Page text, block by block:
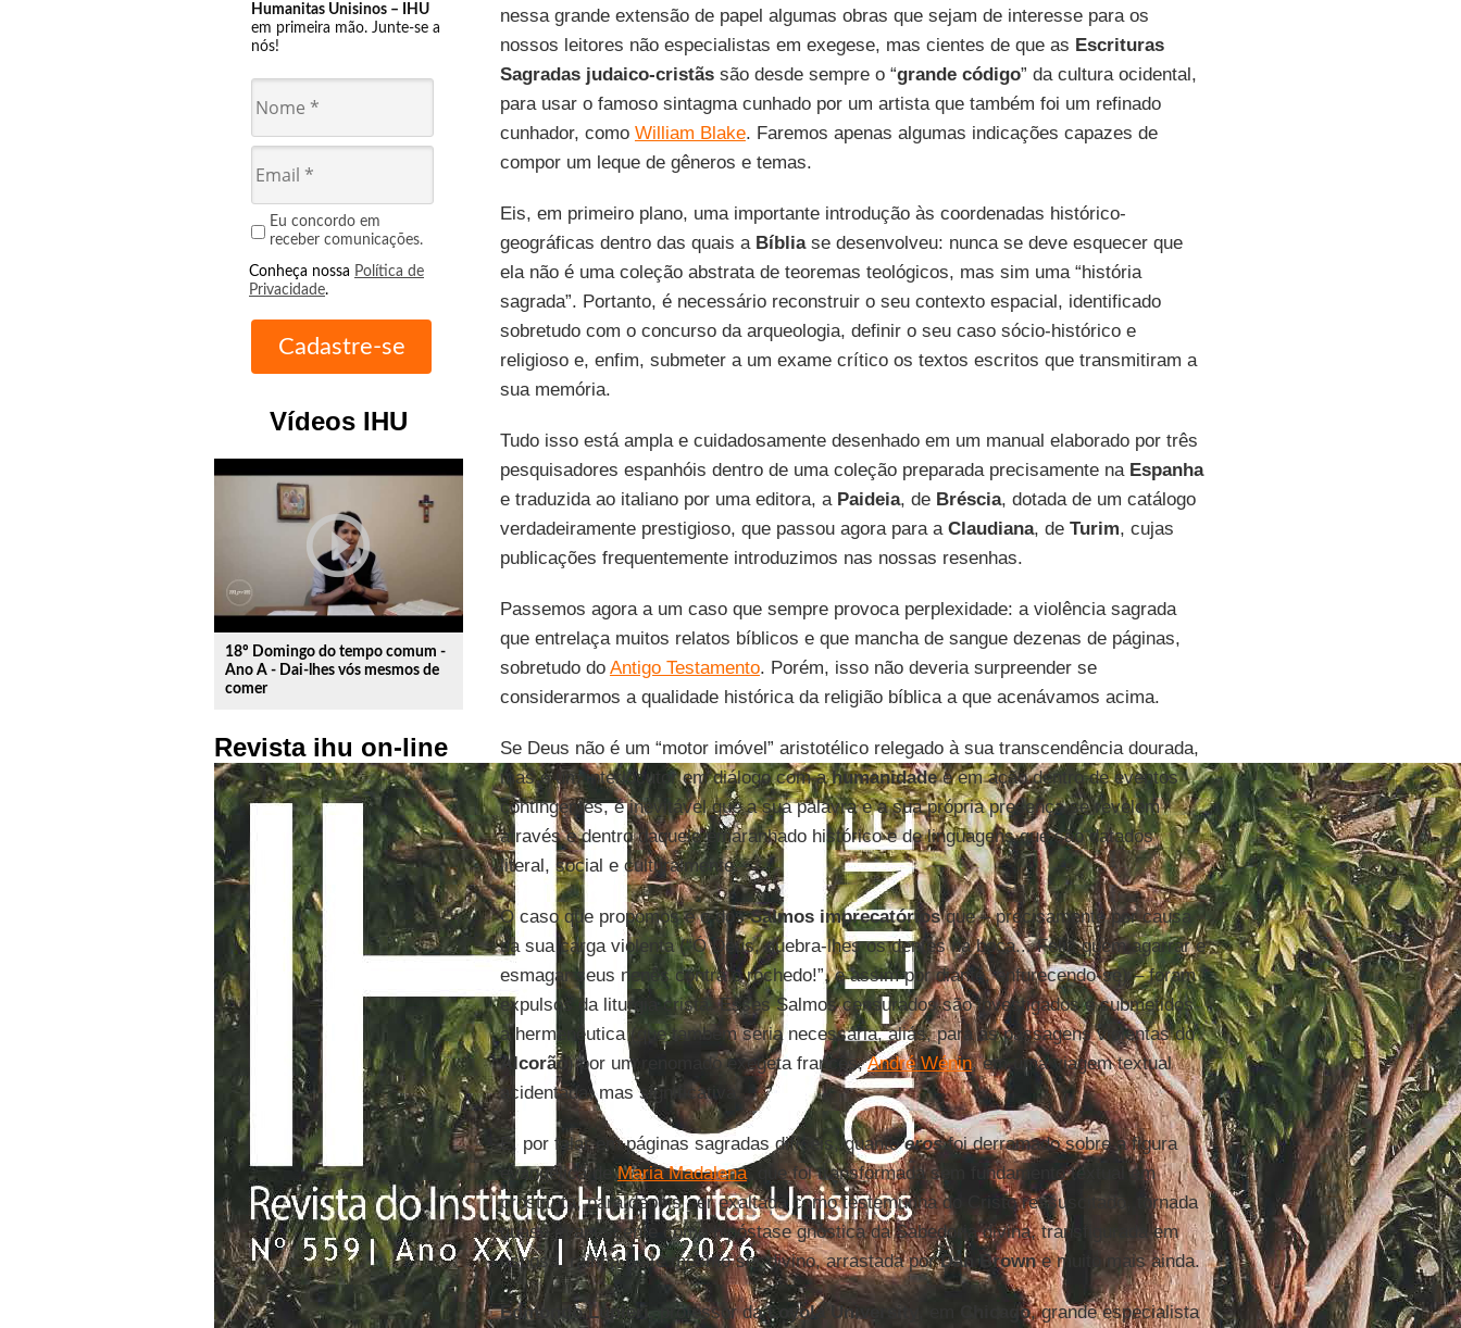
Humanitas Unisinos – IHU
em primeira mão. Junte-se a
nós!
Eu concordo em
receber comunicações.
Conheça nossa Política de
Privacidade.
Vídeos IHU
play_circle_outline
18º Domingo do tempo comum -
Ano A - Dai-lhes vós mesmos de
comer
Revista ihu on-line
nessa grande extensão de papel algumas obras que sejam de interesse para os
nossos leitores não especialistas em exegese, mas cientes de que as Escrituras
Sagradas judaico-cristãssão desde sempre o “grande código” da cultura ocidental,
para usar o famoso sintagma cunhado por um artista que também foi um refinado
cunhador, como William Blake. Faremos apenas algumas indicações capazes de
compor um leque de gêneros e temas.
Eis, em primeiro plano, uma importante introdução às coordenadas histórico-
geográficas dentro das quais a Bíbliase desenvolveu: nunca se deve esquecer que
ela não é uma coleção abstrata de teoremas teológicos, mas sim uma “história
sagrada”. Portanto, é necessário reconstruir o seu contexto espacial, identificado
sobretudo com o concurso da arqueologia, definir o seu caso sócio-histórico e
religioso e, enfim, submeter a um exame crítico os textos escritos que transmitiram a
sua memória.
Tudo isso está ampla e cuidadosamente desenhado em um manual elaborado por três
pesquisadores espanhóis dentro de uma coleção preparada precisamente na Espanha
e traduzida ao italiano por uma editora, a Paideia, de Bréscia, dotada de um catálogo
verdadeiramente prestigioso, que passou agora para a Claudiana, de Turim, cujas
publicações frequentemente introduzimos nas nossas resenhas.
Passemos agora a um caso que sempre provoca perplexidade: a violência sagrada
que entrelaça muitos relatos bíblicos e que mancha de sangue dezenas de páginas,
sobretudo do Antigo Testamento. Porém, isso não deveria surpreender se
considerarmos a qualidade histórica da religião bíblica a que acenávamos acima.
Se Deus não é um “motor imóvel” aristotélico relegado à sua transcendência dourada,
mas é um interlocutor em diálogo com ahumanidadee em ação dentro de eventos
contingentes, é inevitável que a sua palavra e a sua própria presença se revelem
através e dentro daquele emaranhado histórico e de linguagens que são datados
literal, social e culturalmente.
O caso que propomos é o dosSalmos imprecatóriosque – precisamente por causa
da sua carga violenta (“Ó Deus, quebra-lhes os dentes na boca... Feliz quem agarrar e
esmagar seus nenês contra o rochedo!”, e assim por diante, enfurecendo-se) – foram
expulsos da liturgia cristã. Esses Salmos censurados são investigados e submetidos
a hermenêutica (que também seria necessária, aliás, para as passagens violentas do
Alcorão ) por um renomado exegeta francês,André Wénin, em uma viagem textual
acidentada, mas significativa.
E, por falar em páginas sagradas difíceis, quantoerosfoi derramado sobre a figura
evangélica deMaria Madalena, que foi transformada sem fundamento textual em
prostituta, para depois ser exaltada como testemunha do Cristo ressuscitado, tornada
quase evanescente como hipóstase gnóstica da Sabedoria divina, transfigurada em
esposa, rainha e até mesmo ser divino, arrastada porDan Browne muito mais ainda.
Edmondo Lupieri, professor daLoyola University Chicago, grande especialista